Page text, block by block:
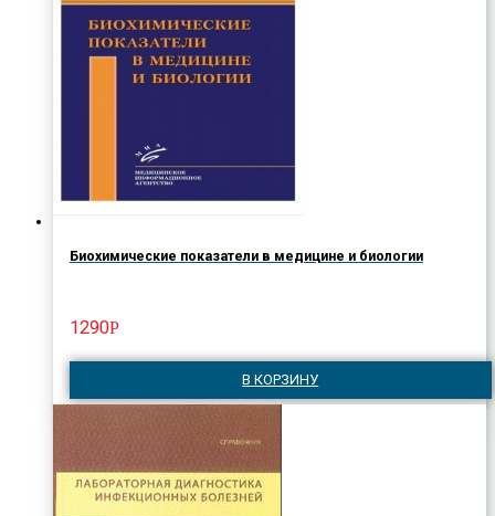
Биохимические показатели в медицине и биологии
1290Р
В КОРЗИНУ